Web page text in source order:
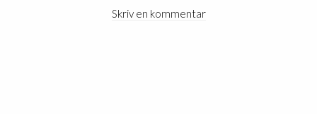
Skriv en kommentar